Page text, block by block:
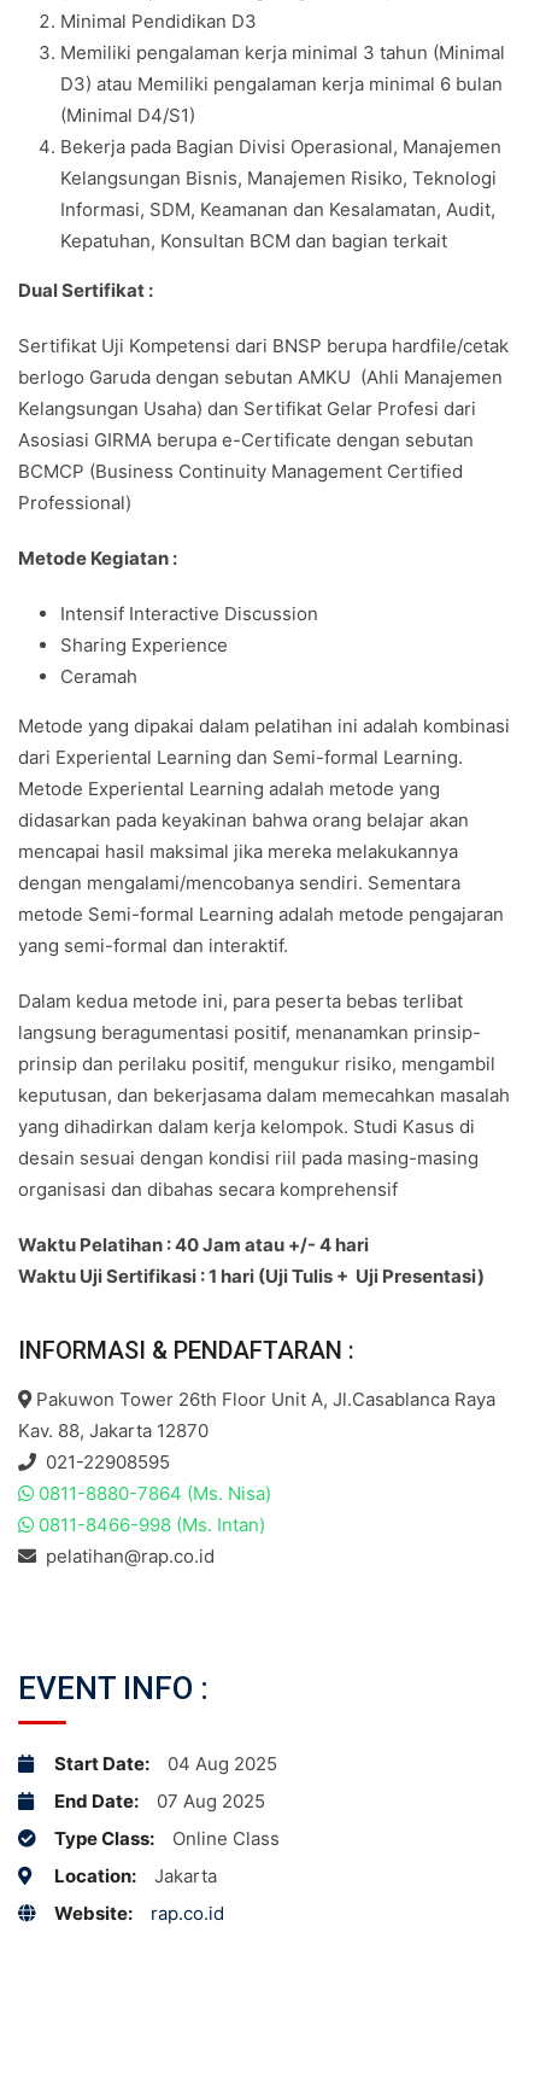
Minimal Pendidikan D3
Memiliki pengalaman kerja minimal 3 tahun (Minimal
D3) atau Memiliki pengalaman kerja minimal 6 bulan
(Minimal D4/S1)
Bekerja pada Bagian Divisi Operasional, Manajemen
Kelangsungan Bisnis, Manajemen Risiko, Teknologi
Informasi, SDM, Keamanan dan Kesalamatan, Audit,
Kepatuhan, Konsultan BCM dan bagian terkait
Dual Sertifikat :
Sertifikat Uji Kompetensi dari BNSP berupa hardfile/cetak
berlogo Garuda dengan sebutan AMKU (Ahli Manajemen
Kelangsungan Usaha) dan Sertifikat Gelar Profesi dari
Asosiasi GIRMA berupa e-Certificate dengan sebutan
BCMCP (Business Continuity Management Certified
Professional)
Metode Kegiatan :
Intensif Interactive Discussion
Sharing Experience
Ceramah
Metode yang dipakai dalam pelatihan ini adalah kombinasi
dari Experiental Learning dan Semi-formal Learning.
Metode Experiental Learning adalah metode yang
didasarkan pada keyakinan bahwa orang belajar akan
mencapai hasil maksimal jika mereka melakukannya
dengan mengalami/mencobanya sendiri. Sementara
metode Semi-formal Learning adalah metode pengajaran
yang semi-formal dan interaktif.
Dalam kedua metode ini, para peserta bebas terlibat
langsung beragumentasi positif, menanamkan prinsip-
prinsip dan perilaku positif, mengukur risiko, mengambil
keputusan, dan bekerjasama dalam memecahkan masalah
yang dihadirkan dalam kerja kelompok. Studi Kasus di
desain sesuai dengan kondisi riil pada masing-masing
organisasi dan dibahas secara komprehensif
Waktu Pelatihan : 40 Jam atau +/- 4 hari
Waktu Uji Sertifikasi : 1 hari (Uji Tulis + Uji Presentasi)
INFORMASI & PENDAFTARAN :
Pakuwon Tower 26th Floor Unit A, Jl.Casablanca Raya
Kav. 88, Jakarta 12870
021-22908595
0811-8880-7864 (Ms. Nisa)
0811-8466-998 (Ms. Intan)
pelatihan@rap.co.id
EVENT INFO :
Start Date:
04 Aug 2025
End Date:
07 Aug 2025
Type Class:
Online Class
Location:
Jakarta
Website:
rap.co.id